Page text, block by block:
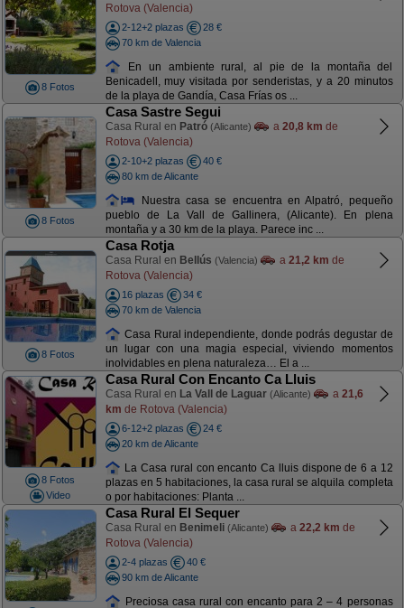
8 Fotos
Rotova (Valencia)
2-12+2 plazas
28 €
70 km de Valencia
En un ambiente rural, al pie de la montaña del
Benicadell, muy visitada por senderistas, y a 20 minutos
de la playa de Gandía, Casa Frías os ...
8 Fotos
Casa Sastre Segui
Casa Rural en Patró (Alicante) a 20,8 km de
Rotova (Valencia)
2-10+2 plazas
40 €
80 km de Alicante
Nuestra casa se encuentra en Alpatró, pequeño
pueblo de La Vall de Gallinera, (Alicante). En plena
montaña y a 30 km de la playa. Parece inc ...
8 Fotos
Casa Rotja
Casa Rural en Bellús (Valencia) a 21,2 km de
Rotova (Valencia)
16 plazas
34 €
70 km de Valencia
Casa Rural independiente, donde podrás degustar de
un lugar con una magia especial, viviendo momentos
inolvidables en plena naturaleza… El a ...
8 Fotos
Video
Casa Rural Con Encanto Ca Lluis
Casa Rural en La Vall de Laguar (Alicante) a 21,6
km de Rotova (Valencia)
6-12+2 plazas
24 €
20 km de Alicante
La Casa rural con encanto Ca lluis dispone de 6 a 12
plazas en 5 habitaciones, la casa rural se alquila completa
o por habitaciones: Planta ...
Casa Rural El Sequer
Casa Rural en Benimeli (Alicante) a 22,2 km de
Rotova (Valencia)
2-4 plazas
40 €
90 km de Alicante
Preciosa casa rural con encanto para 2 – 4 personas